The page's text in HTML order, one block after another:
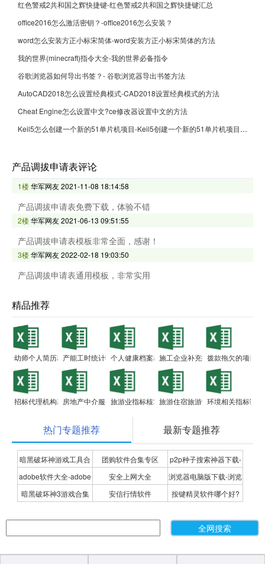
红色警戒2共和国之辉快捷键-红色警戒2共和国之辉快捷键汇总
office2016怎么激活密钥？-office2016怎么安装？
word怎么安装方正小标宋简体-word安装方正小标宋简体的方法
我的世界(minecraft)指令大全-我的世界必备指令
谷歌浏览器如何导出书签？- 谷歌浏览器导出书签方法
AutoCAD2018怎么设置经典模式-CAD2018设置经典模式的方法
Cheat Engine怎么设置中文?ce修改器设置中文的方法
Keil5怎么创建一个新的51单片机项目-Keil5创建一个新的51单片机项目的方法
产品调拔申请表评论
1楼华军网友2021-11-08 18:14:58
产品调拔申请表免费下载，体验不错
2楼华军网友2021-06-13 09:51:55
产品调拔申请表模板非常全面，感谢！
3楼华军网友2022-02-18 19:03:50
产品调拔申请表通用模板，非常实用
精品推荐
幼师个人简历表产能工时统计明细表个人健康档案表施工企业补充指标表拨款拖欠的项目
招标代理机构基本情况表房地产中介服务统计基层表
旅游业指标核算表旅游住宿旅游设施接待情况表
环境相关指标调
热门专题推荐 最新专题推荐
暗黑破坏神游戏工具合
集
团购软件合集专区
p2p种子搜索神器下载-
P2P种子搜索神器专题
adobe软件大全-adobe
全系列软件下载-adobe
安全上网大全
浏览器电脑版下载-浏览
器下载合集
暗黑破坏神3游戏合集 安信行情软件
按键精灵软件哪个好?